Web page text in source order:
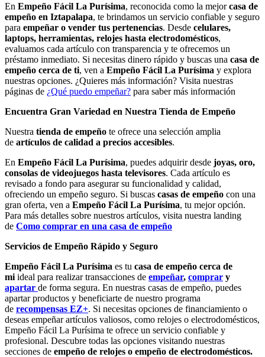
En Empeño Fácil La Purísima, reconocida como la mejorcasa de
empeño en Iztapalapa, te brindamos un servicio confiable y seguro
para empeñar o vender tus pertenencias. Desde celulares,
laptops, herramientas, relojes hasta electrodomésticos,
evaluamos cada artículo con transparencia y te ofrecemos un
préstamo inmediato. Si necesitas dinero rápido y buscas una casa de
empeño cerca de ti, ven a Empeño Fácil La Purísima y explora
nuestras opciones. ¿Quieres más información? Visita nuestras
páginas de ¿Qué puedo empeñar? para saber más información
Encuentra Gran Variedad en Nuestra Tienda de Empeño
Nuestra tienda de empeño te ofrece una selección amplia
de artículos de calidad a precios accesibles.
En Empeño Fácil La Purísima, puedes adquirir desde joyas, oro,
consolas de videojuegos hasta televisores. Cada artículo es
revisado a fondo para asegurar su funcionalidad y calidad,
ofreciendo un empeño seguro. Si buscas casas de empeño con una
gran oferta, ven a Empeño Fácil La Purísima, tu mejor opción.
Para más detalles sobre nuestros artículos, visita nuestra landing
de Como comprar en una casa de empeño
Servicios de Empeño Rápido y Seguro
Empeño Fácil La Purísima es tu casa de empeño cerca de
mi ideal para realizar transacciones de empeñar, comprar y
apartar de forma segura. En nuestras casas de empeño, puedes
apartar productos y beneficiarte de nuestro programa
de recompensas EZ+. Si necesitas opciones de financiamiento o
deseas empeñar artículos valiosos, como relojes o electrodomésticos,
Empeño Fácil La Purísima te ofrece un servicio confiable y
profesional. Descubre todas las opciones visitando nuestras
secciones de empeño de relojes o empeño de electrodomésticos.